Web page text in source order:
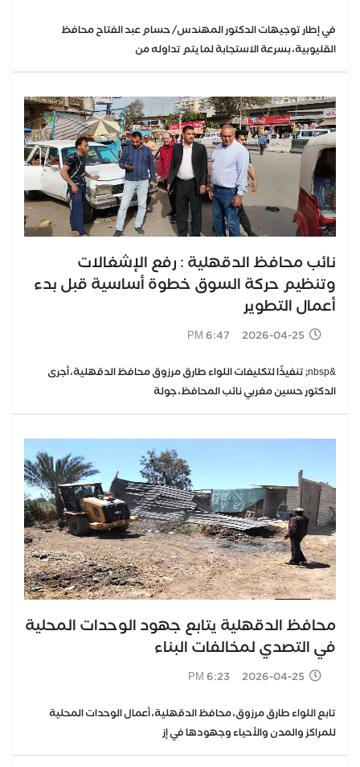
في إطار توجيهات الدكتور المهندس/ حسام عبد الفتاح محافظ
القليوبية، بسرعة الاستجابة لما يتم تداوله من
نائب محافظ الدقهلية : رفع الإشغالات
وتنظيم حركة السوق خطوة أساسية قبل بدء
أعمال التطوير
2026-04-25 6:47 PM
&nbsp; تنفيذًا لتكليفات اللواء طارق مرزوق محافظ الدقهلية، أجرى
الدكتور حسين مغربي نائب المحافظ، جولة
محافظ الدقهلية يتابع جهود الوحدات المحلية
في التصدي لمخالفات البناء
2026-04-25 6:23 PM
تابع اللواء طارق مرزوق، محافظ الدقهلية، أعمال الوحدات المحلية
للمراكز والمدن والأحياء وجهودها في إز